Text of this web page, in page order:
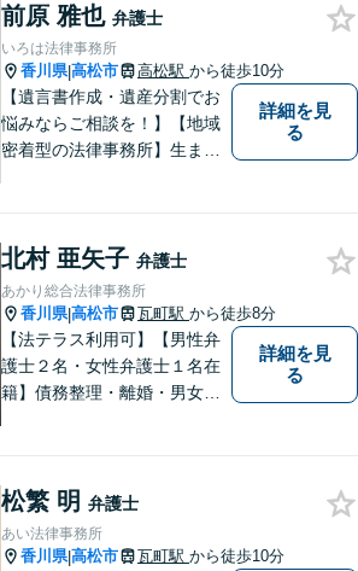
前原 雅也 弁護士
いろは法律事務所
香川県|高松市 高松駅 から徒歩10分
【遺言書作成・遺産分割でお
悩みならご相談を！】【地域
密着型の法律事務所】生まれ
に取り組んでいます。相談・
依頼しやすい環境づくりを徹
底しています！【ZOOM面談
対応可】
詳細を見
る
北村 亜矢子 弁護士
あかり総合法律事務所
香川県|高松市 瓦町駅 から徒歩8分
【法テラス利用可】【男性弁
護士２名・女性弁護士１名在
籍】債務整理・離婚・男女問
明を心がけています。早期解
決のため、まずはお気軽にご
相談ください。
詳細を見
る
松繁 明 弁護士
あい法律事務所
香川県|高松市 瓦町駅 から徒歩10分